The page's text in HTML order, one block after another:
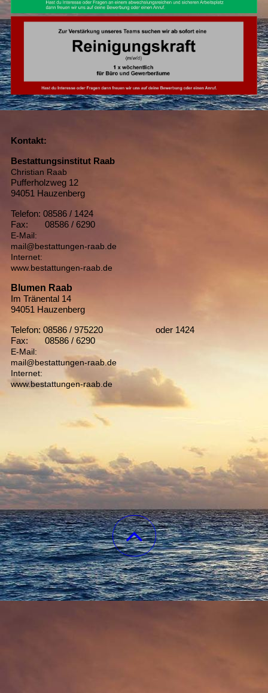
Kontakt:
Bestattungsinstitut Raab
Christian Raab
Pufferholzweg 12
94051 Hauzenberg
Telefon: 08586 / 1424
Fax: 08586 / 6290
E-Mail:
mail@bestattungen-raab.de
Internet:
www.bestattungen-raab.de
Blumen Raab
Im Tränental 14
94051 Hauzenberg
Telefon: 08586 / 975220 oder 1424
Fax: 08586 / 6290
E-Mail:
mail@bestattungen-raab.de
Internet:
www.bestattungen-raab.de